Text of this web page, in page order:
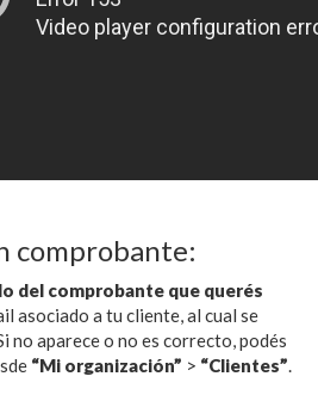
comprobante:
del comprobante que querés
asociado a tu cliente, al cual se
no aparece o no es correcto, podés
“Mi organización” > “Clientes”.